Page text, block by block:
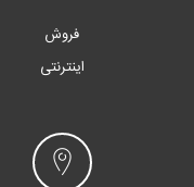
فروش
اینترنتی